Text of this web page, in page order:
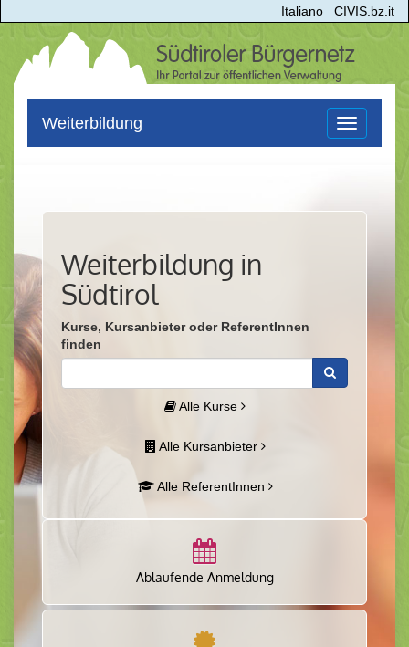
Italiano CIVIS.bz.it
Toggle
navigation
Weiterbildung
Weiterbildung in
Südtirol
Kurse, Kursanbieter oder ReferentInnen
finden
Alle Kurse
Alle Kursanbieter
Alle ReferentInnen
Ablaufende Anmeldung